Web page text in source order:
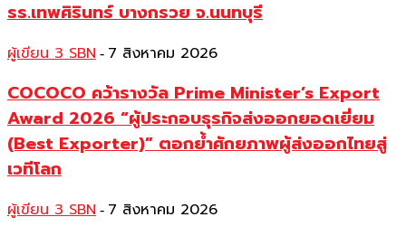
รร.เทพศิรินทร์ บางกรวย จ.นนทบุรี
ผู้เขียน 3 SBN - 7 สิงหาคม 2026
COCOCO คว้ารางวัล Prime Minister’s Export
Award 2026 “ผู้ประกอบธุรกิจส่งออกยอดเยี่ยม
(Best Exporter)” ตอกย้ำศักยภาพผู้ส่งออกไทยสู่
เวทีโลก
ผู้เขียน 3 SBN - 7 สิงหาคม 2026